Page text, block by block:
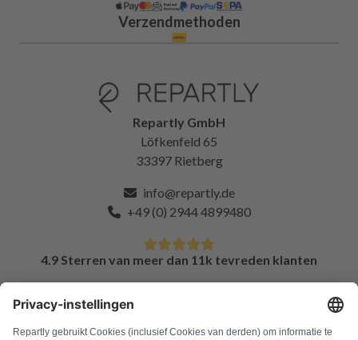
Verzendmethoden
Repartly GmbH
Löfkenfeld 65
33397 Rietberg
info@repartly.de
+49 (0) 2944 4899480
4.9 Sterren van meer dan 11k tevreden klanten